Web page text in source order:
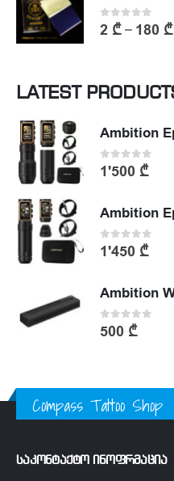
0out of 5
2 ₾– 180 ₾
LATEST
Ambition
0out of 5
1'500 ₾
Ambition
0out of 5
1'450 ₾
0out of 5
500 ₾
Compass Tattoo Shop
საკონტაქტო ინოფრმაცია